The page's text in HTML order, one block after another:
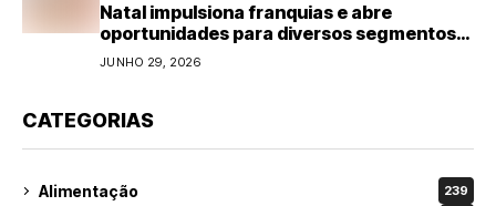
Natal impulsiona franquias e abre
oportunidades para diversos segmentos
do varejo
JUNHO 29, 2026
CATEGORIAS
Alimentação 239